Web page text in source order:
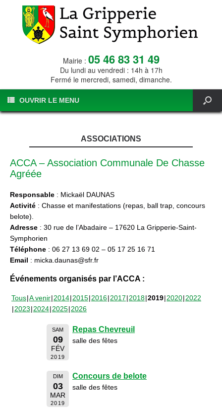
Mairie : 05 46 83 31 49
Du lundi au vendredi : 14h à 17h
Fermé le mercredi, samedi, dimanche.
OUVRIR LE MENU
ASSOCIATIONS
ACCA – Association Communale De Chasse
Agréée
Responsable : Mickaël DAUNAS
Activité : Chasse et manifestations (repas, ball trap, concours
belote).
Adresse : 30 rue de l’Abadaire – 17620 La Gripperie-Saint-
Symphorien
Téléphone : 06 27 13 69 02 – 05 17 25 16 71
Email : micka.daunas@sfr.fr
Événements organisés par l’ACCA :
Tous A venir 2014 2015 2016 2017 2018 2019 2020 2022
2023 2024 2025 2026
SAM
09
FÉV
2019
Repas Chevreuil
salle des fêtes
DIM
03
MAR
2019
Concours de belote
salle des fêtes